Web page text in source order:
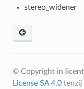
stereo_widener
© Copyright in
License SA 4.0tenzij